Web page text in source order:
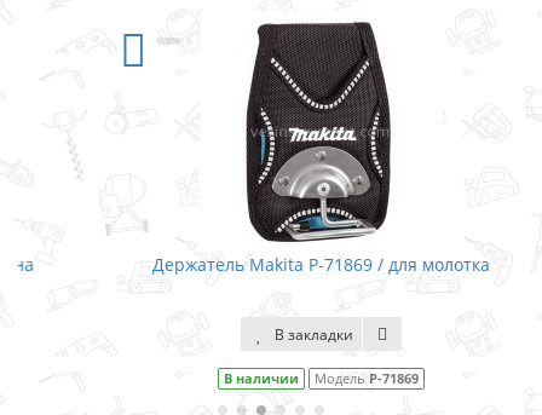
Держатель Makita P-71869 / для молотка
В закладки
В наличии МодельP-71869